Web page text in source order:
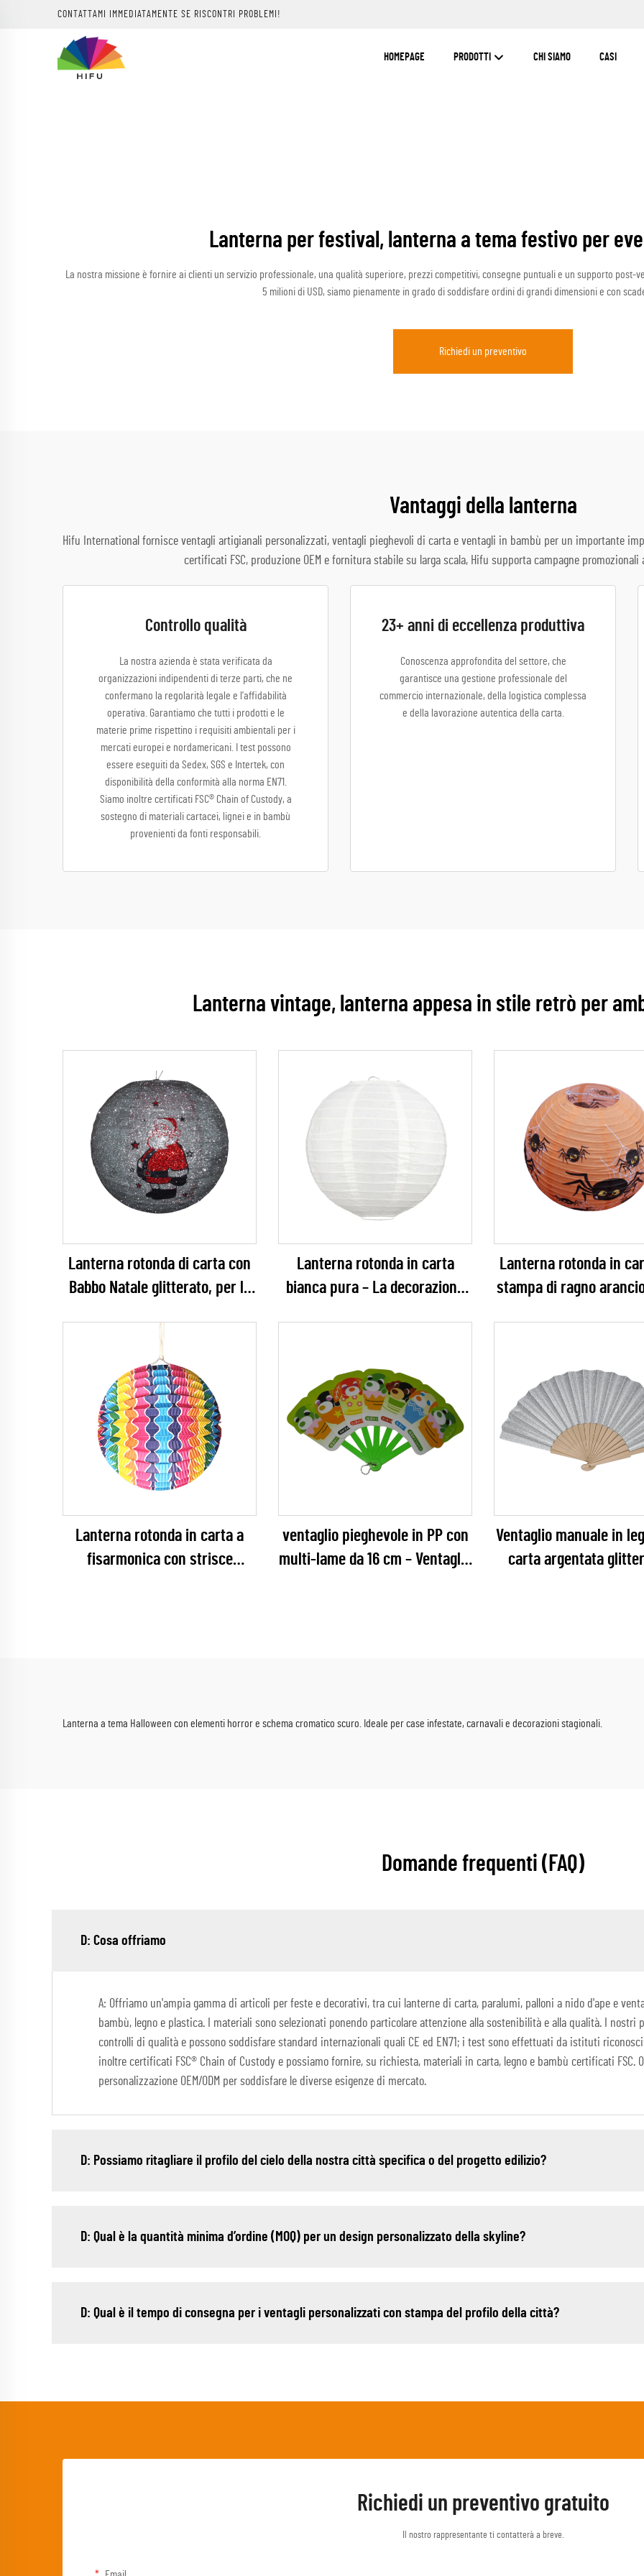
CONTATTAMI IMMEDIATAMENTE SE RISCONTRI PROBLEMI!
HOMEPAGE PRODOTTI CHI SIAMO CASI
Lanterna per festival, lanterna a tema festivo per
La nostra missione è fornire ai clienti un servizio professionale, una qualità superiore, prezzi competitivi, consegne puntuali e un supporto post-
5 milioni di USD, siamo pienamente in grado di soddisfare ordini di grandi dimensioni e con
Richiedi un preventivo
Vantaggi della lanterna
Hifu International fornisce ventagli artigianali personalizzati, ventagli pieghevoli di carta e ventagli in bambù per un importante
certificati FSC, produzione OEM e fornitura stabile su larga scala, Hifu supporta campagne
Controllo qualità
La nostra azienda è stata verificata da
organizzazioni indipendenti di terze parti, che ne
confermano la regolarità legale e l'affidabilità
operativa. Garantiamo che tutti i prodotti e le
materie prime rispettino i requisiti ambientali per i
mercati europei e nordamericani. I test possono
essere eseguiti da Sedex, SGS e Intertek, con
disponibilità della conformità alla norma EN71.
Siamo inoltre certificati FSC® Chain of Custody, a
sostegno di materiali cartacei, lignei e in bambù
provenienti da fonti responsabili.
23+ anni di eccellenza produttiva
Conoscenza approfondita del settore, che
garantisce una gestione professionale del
commercio internazionale, della logistica complessa
e della lavorazione autentica della carta.
Lanterna vintage, lanterna appesa in stile retrò per
Lanterna rotonda di carta con
Babbo Natale glitterato, per la
Lanterna rotonda in carta
bianca pura – La decorazione
Lanterna rotonda in
stampa di ragno
Lanterna rotonda in carta a
fisarmonica con strisce
ventaglio pieghevole in PP con
multi-lame da 16 cm – Ventaglio
Ventaglio manuale in
carta argentata
Lanterna a tema Halloween con elementi horror e schema cromatico scuro. Ideale per case infestate, carnavali e decorazioni stagionali.
Domande frequenti (FAQ)
D: Cosa offriamo
A: Offriamo un'ampia gamma di articoli per feste e decorativi, tra cui lanterne di carta, paralumi, palloni a nido d'ape e
bambù, legno e plastica. I materiali sono selezionati ponendo particolare attenzione alla sostenibilità e alla qualità. I
controlli di qualità e possono soddisfare standard internazionali quali CE ed EN71; i test sono effettuati da istituti
inoltre certificati FSC® Chain of Custody e possiamo fornire, su richiesta, materiali in carta, legno e bambù certificati FSC.
personalizzazione OEM/ODM per soddisfare le diverse esigenze di mercato.
D: Possiamo ritagliare il profilo del cielo della nostra città specifica o del progetto edilizio?
D: Qual è la quantità minima d’ordine (MOQ) per un design personalizzato della skyline?
D: Qual è il tempo di consegna per i ventagli personalizzati con stampa del profilo della città?
Richiedi un preventivo gratuito
Il nostro rappresentante ti contatterà a breve.